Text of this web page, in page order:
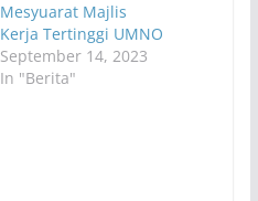
Mesyuarat Majlis
Kerja Tertinggi UMNO
September 14, 2023
In "Berita"